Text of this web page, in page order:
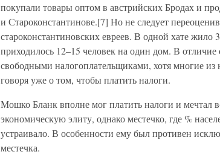
покупали товары оптом в австрийских Бродах и
и Староконстантинове.[7] Но не следует
староконстантиновских евреев. В одной хате жило
приходилось 12–15 человек на один дом. В отличие
свободными налогоплательщиками, хотя многие
говоря уже о том, чтобы платить налоги.
Мошко Бланк вполне мог платить налоги и мечтал
экономическую элиту, однако местечко, где %
устраивало. В особенности ему был противен
местечка.